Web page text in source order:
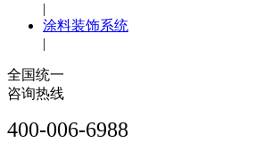
|
涂料装饰系统
|
全国统一
咨询热线
400-006-6988